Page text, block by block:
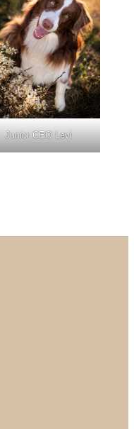
Junior CEO Levi